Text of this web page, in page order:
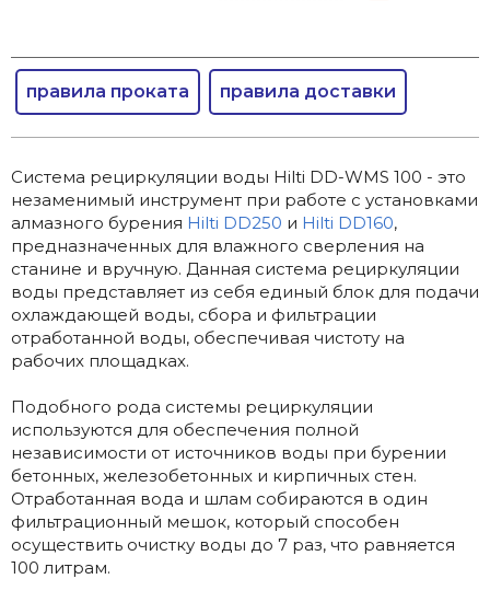
правила проката правила доставки
Система рециркуляции воды Hilti DD-WMS 100 - это
незаменимый инструмент при работе с установками
алмазного бурения Hilti DD250 и Hilti DD160,
предназначенных для влажного сверления на
станине и вручную. Данная система рециркуляции
воды представляет из себя единый блок для подачи
охлаждающей воды, сбора и фильтрации
отработанной воды, обеспечивая чистоту на
рабочих площадках.
Подобного рода системы рециркуляции
используются для обеспечения полной
независимости от источников воды при бурении
бетонных, железобетонных и кирпичных стен.
Отработанная вода и шлам собираются в один
фильтрационный мешок, который способен
осуществить очистку воды до 7 раз, что равняется
100 литрам.